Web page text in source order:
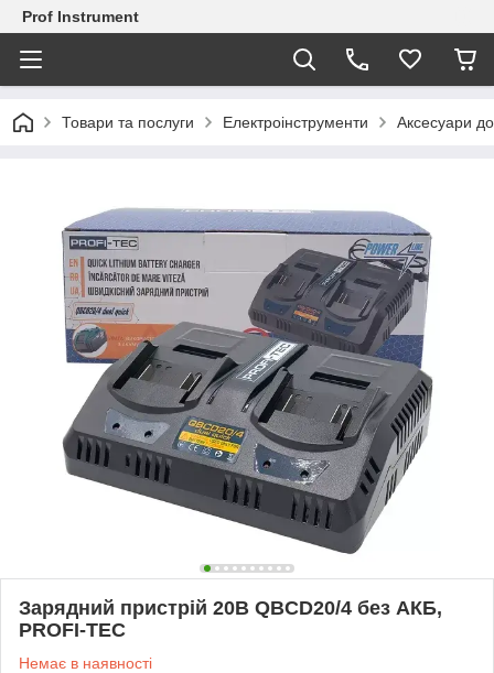
Prof Instrument
Товари та послуги Електроінструменти Аксесуари до
Зарядний пристрій 20В QBCD20/4 без АКБ,
PROFI-TEC
Немає в наявності